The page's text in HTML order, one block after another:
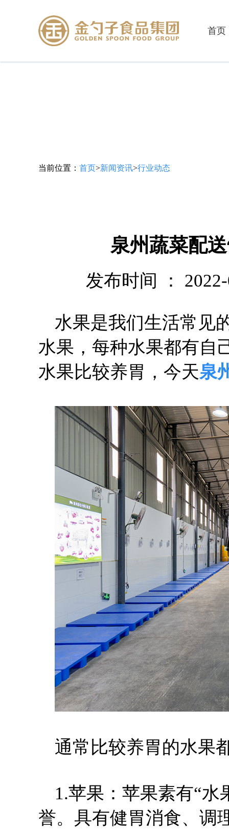
首页
当前位置： 首页>新闻资讯>行业动态
泉州蔬菜配
发布时间 ：
水果是我们生活常见
水果，每种水果都有自
水果比较养胃，今天泉
通常比较养胃的水果
1.苹果：苹果素有“水
誉。具有健胃消食、调